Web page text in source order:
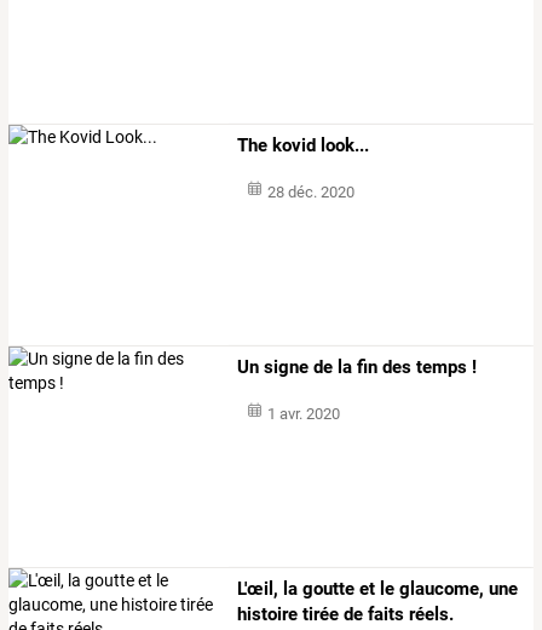
The kovid look...
28 déc. 2020
Un signe de la fin des temps !
1 avr. 2020
L'œil, la goutte et le glaucome, une
histoire tirée de faits réels.